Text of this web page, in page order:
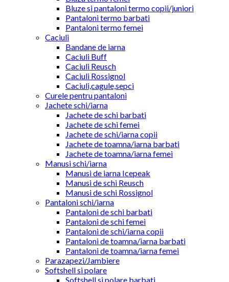
Bluze si pantaloni termo copii/juniori
Pantaloni termo barbati
Pantaloni termo femei
Caciuli
Bandane de iarna
Caciuli Buff
Caciuli Reusch
Caciuli Rossignol
Caciuli,cagule,sepci
Curele pentru pantaloni
Jachete schi/iarna
Jachete de schi barbati
Jachete de schi femei
Jachete de schi/iarna copii
Jachete de toamna/iarna barbati
Jachete de toamna/iarna femei
Manusi schi/iarna
Manusi de iarna Icepeak
Manusi de schi Reusch
Manusi de schi Rossignol
Pantaloni schi/iarna
Pantaloni de schi barbati
Pantaloni de schi femei
Pantaloni de schi/iarna copii
Pantaloni de toamna/iarna barbati
Pantaloni de toamna/iarna femei
Parazapezi/Jambiere
Softshell si polare
Softshell si polare barbati